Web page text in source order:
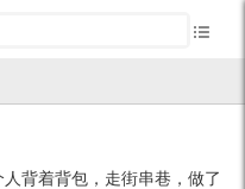
背着背包，走街串巷，做了